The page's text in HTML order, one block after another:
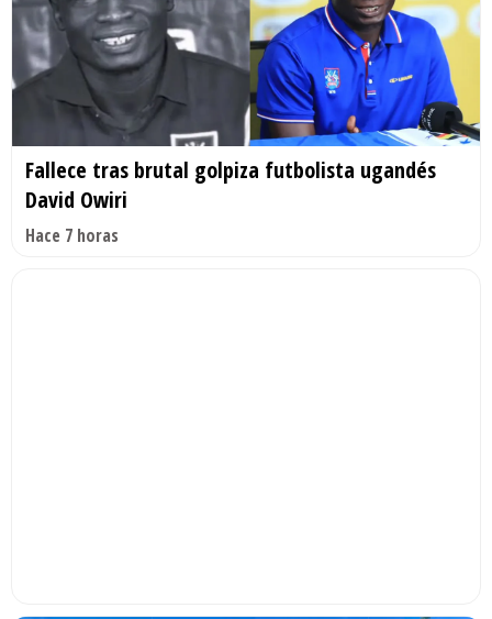
Fallece tras brutal golpiza futbolista ugandés
David Owiri
Hace 7 horas